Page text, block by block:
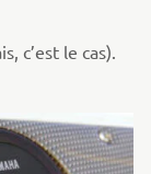
c’est le cas).